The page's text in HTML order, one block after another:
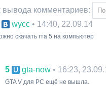
вывода комментариев:
wycc • 14:40, 22.09.14
скачать гта 5 на компьютер
5 gta-now • 16:23,
GTA V для PC ещё не вышла.